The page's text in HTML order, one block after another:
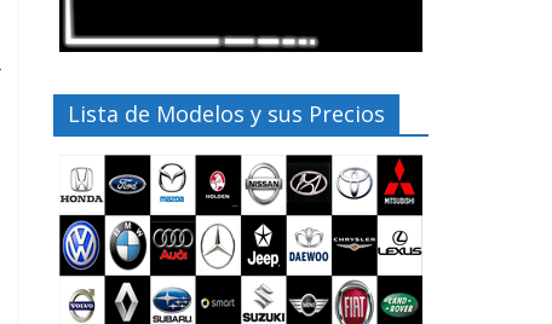
Lista de Modelos y sus Precios